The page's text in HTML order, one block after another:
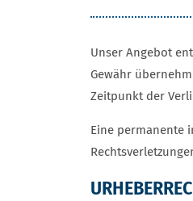
Unser Angebot
Gewähr
Zeitpunkt der
Eine permanente